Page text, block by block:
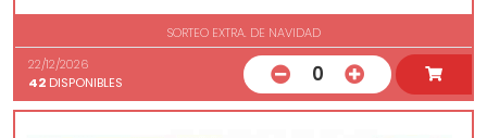
SORTEO EXTRA. DE NAVIDAD
22/12/2026
42 DISPONIBLES 0